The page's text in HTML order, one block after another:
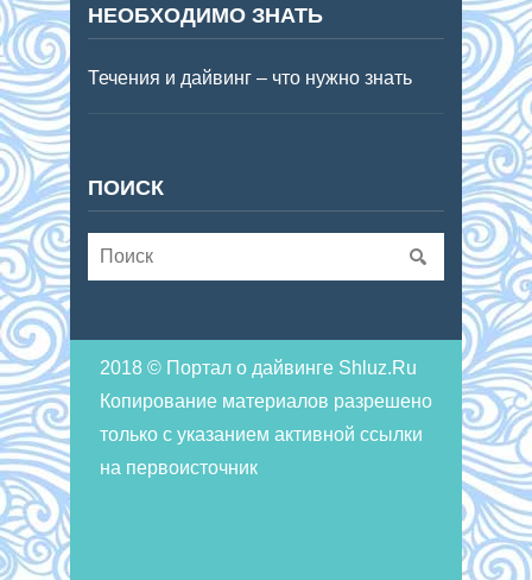
НЕОБХОДИМО ЗНАТЬ
Течения и дайвинг – что нужно знать
ПОИСК
2018 © Портал о дайвинге Shluz.Ru
Копирование материалов разрешено
только с указанием активной ссылки
на первоисточник